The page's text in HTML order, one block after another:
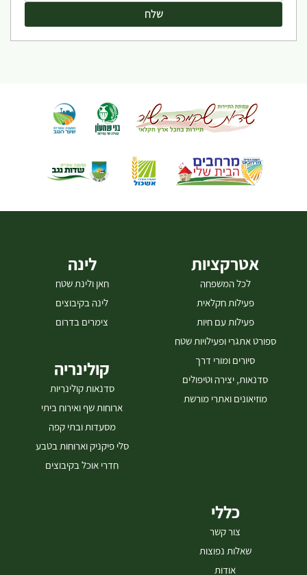
אטרקציות
לכל המשפחה
פעילות חקלאית
פעילות עם חיות
ספורט אתגרי ופעילויות שטח
סיורים ומורי דרך
סדנאות, יצירה וטיפולים
מוזיאונים ואתרי מורשת
לינה
חאן ולינת שטח
לינה בקיבוצים
צימרים בדרום
קולינריה
סדנאות קולינריות
ארוחות שף ואירוח ביתי
מסעדות ובתי קפה
סלי פיקניק וארוחות בטבע
חדרי אוכל בקיבוצים
כללי
צור קשר
שאלות נפוצות
אודות